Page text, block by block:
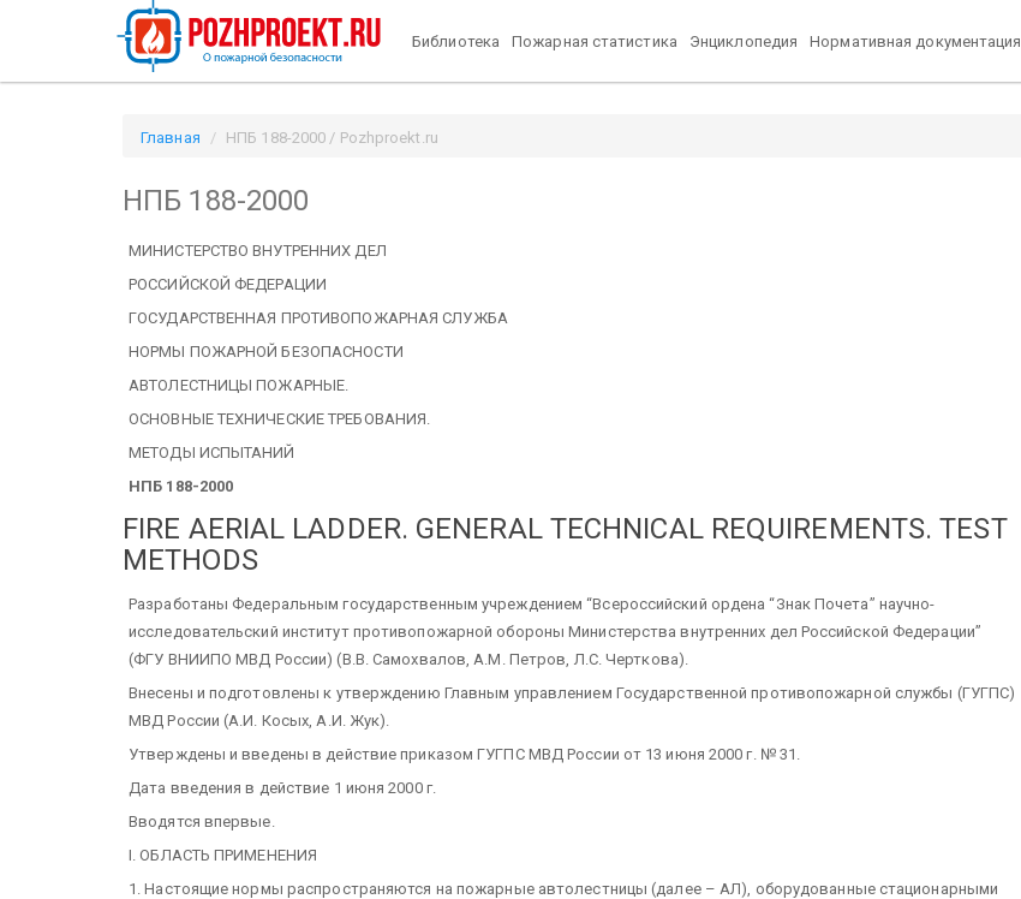
Библиотека Пожарная статистика Энциклопедия Нормативная документация
Главная НПБ 188-2000 / Pozhproekt.ru
НПБ 188-2000
МИНИСТЕРСТВО ВНУТРЕННИХ ДЕЛ
РОССИЙСКОЙ ФЕДЕРАЦИИ
ГОСУДАРСТВЕННАЯ ПРОТИВОПОЖАРНАЯ СЛУЖБА
НОРМЫ ПОЖАРНОЙ БЕЗОПАСНОСТИ
АВТОЛЕСТНИЦЫ ПОЖАРНЫЕ.
ОСНОВНЫЕ ТЕХНИЧЕСКИЕ ТРЕБОВАНИЯ.
МЕТОДЫ ИСПЫТАНИЙ
НПБ 188-2000
FIRE AERIAL LADDER. GENERAL TECHNICAL REQUIREMENTS. TEST
METHODS
Разработаны Федеральным государственным учреждением “Всероссийский ордена “Знак Почета” научно-
исследовательский институт противопожарной обороны Министерства внутренних дел Российской Федерации”
(ФГУ ВНИИПО МВД России) (В.В. Самохвалов, А.М. Петров, Л.С. Черткова).
Внесены и подготовлены к утверждению Главным управлением Государственной противопожарной службы (ГУГПС)
МВД России (А.И. Косых, А.И. Жук).
Утверждены и введены в действие приказом ГУГПС МВД России от 13 июня 2000 г. № 31.
Дата введения в действие 1 июня 2000 г.
Вводятся впервые.
I. ОБЛАСТЬ ПРИМЕНЕНИЯ
1. Настоящие нормы распространяются на пожарные автолестницы (далее – АЛ), оборудованные стационарными